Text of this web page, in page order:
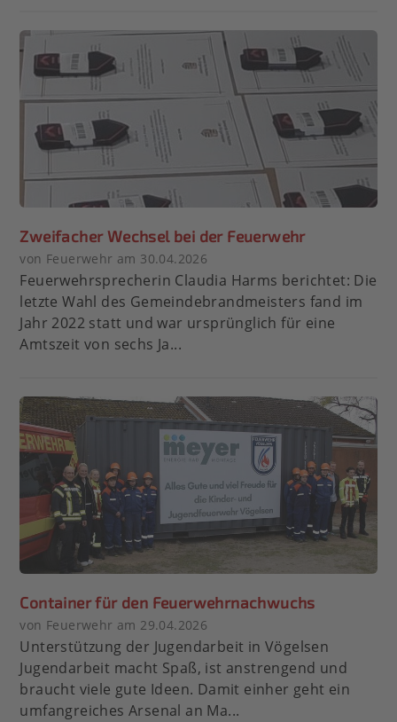
Zweifacher Wechsel bei der Feuerwehr
von Feuerwehr am 30.04.2026
Feuerwehrsprecherin Claudia Harms berichtet: Die
letzte Wahl des Gemeindebrandmeisters fand im
Jahr 2022 statt und war ursprünglich für eine
Amtszeit von sechs Ja...
Container für den Feuerwehrnachwuchs
von Feuerwehr am 29.04.2026
Unterstützung der Jugendarbeit in Vögelsen
Jugendarbeit macht Spaß, ist anstrengend und
braucht viele gute Ideen. Damit einher geht ein
umfangreiches Arsenal an Ma...